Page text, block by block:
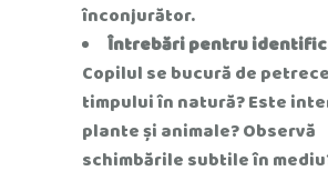
înconjurător.
Întrebări pentru
Copilul se bucură de
timpului în natură? Este
plante și animale? Observă
schimbările subtile în